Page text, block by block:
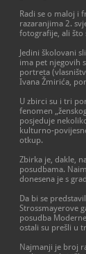
Radi se o maloj i
razaranjima 2.
fotografije, ali
Jedini školovani
ima pet njegovih
portreta
Ivana Žmirića,
U zbirci su i tri
fenomen
posjeduje
kulturno-
otkup.
Zbirka je, dakle,
posudbama.
donesena je s
Da bi se
Strossmayerove
posudba
ostali su prešli u
Najmanji je broj